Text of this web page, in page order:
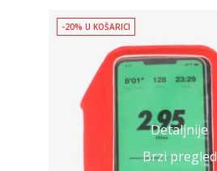
Detaljnije
Brzi pregled
-20% U KOŠARICI